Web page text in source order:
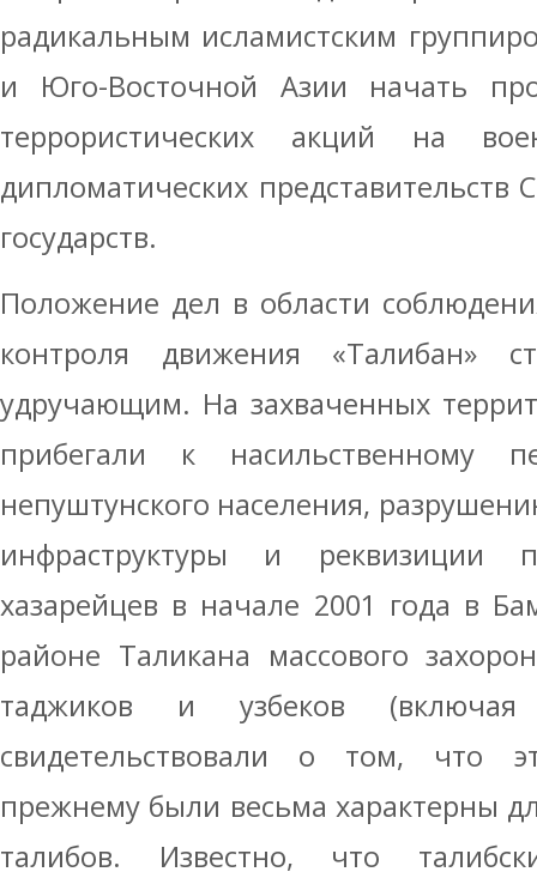
радикальным исламистским
и Юго-Восточной Азии начать
террористических акций на
дипломатических
государств.
Положение дел в области
контроля движения «Талибан»
удручающим. На захваченных
прибегали к насильственному
непуштунского населения,
инфраструктуры и реквизиции
хазарейцев в начале 2001 года в
районе Таликана массового
таджиков и узбеков
свидетельствовали о том, что
прежнему были весьма характерны
талибов. Известно, что